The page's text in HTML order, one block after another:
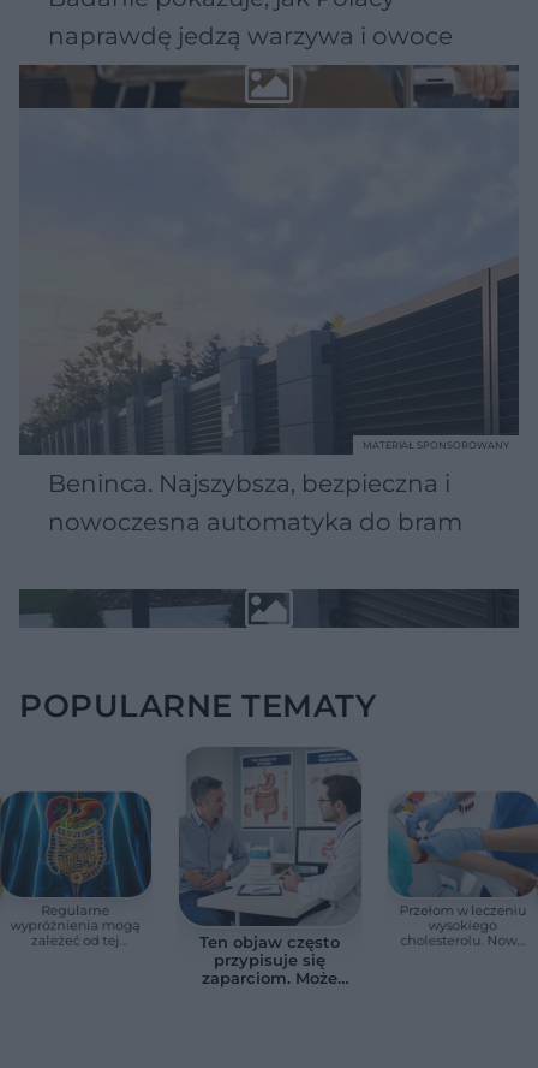
naprawdę jedzą warzywa i owoce
Beninca. Najszybsza, bezpieczna i
nowoczesna automatyka do bram
MATERIAŁ SPONSOROWANY
POPULARNE TEMATY
Regularne
wypróżnienia mogą
zależeć od tej
Ten objaw często
przypisuje się
zaparciom. Może
Przełom w leczeniu
wysokiego
cholesterolu. Nowa